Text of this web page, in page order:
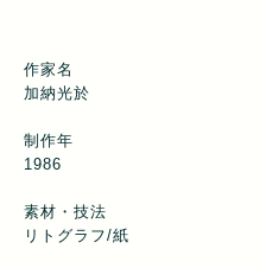
作家名
加納光於
制作年
1986
素材・技法
リトグラフ/紙